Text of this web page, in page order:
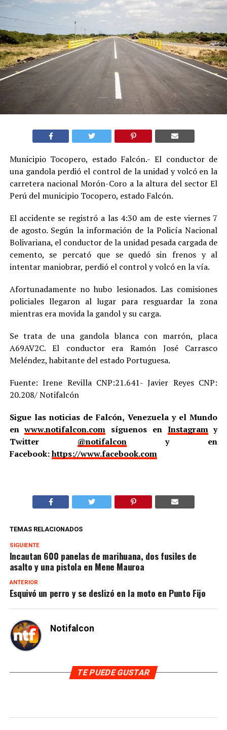
Municipio Tocopero, estado Falcón.- El conductor de
una gandola perdió el control de la unidad y volcó en la
carretera nacional Morón-Coro a la altura del sector El
Perú del municipio Tocopero, estado Falcón.
El accidente se registró a las 4:30 am de este viernes 7
de agosto. Según la información de la Policía Nacional
Bolivariana, el conductor de la unidad pesada cargada de
cemento, se percató que se quedó sin frenos y al
intentar maniobrar, perdió el control y volcó en la vía.
Afortunadamente no hubo lesionados. Las comisiones
policiales llegaron al lugar para resguardar la zona
mientras era movida la gandol y su carga.
Se trata de una gandola blanca con marrón, placa
A69AV2C. El conductor era Ramón José Carrasco
Meléndez, habitante del estado Portuguesa.
Fuente: Irene Revilla CNP:21.641- Javier Reyes CNP:
20.208/ Notifalcón
Sigue las noticias de Falcón, Venezuela y el Mundo
enwww.notifalcon.com síguenos en Instagramy
Twitter @notifalcony en
Facebook:https://www.facebook.com
TEMAS RELACIONADOS
SIGUIENTE
Incautan 600 panelas de marihuana, dos fusiles de
asalto y una pistola en Mene Mauroa
ANTERIOR
Esquivó un perro y se deslizó en la moto en Punto Fijo
Notifalcon
TE PUEDE GUSTAR